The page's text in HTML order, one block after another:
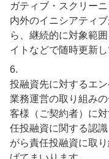
ガティブ・スクリー
内外のイニシアティ
ら、継続的に対象範
イトなどで随時更新し
6.
投融資先に対するエ
業務運営の取り組み
客様（ご契約者）に
任投融資に関する認
がら責任投融資に取